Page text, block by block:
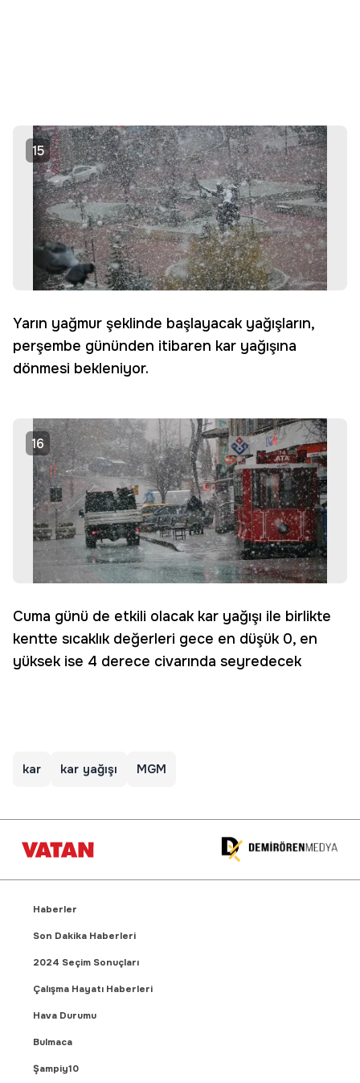
15
Yarın yağmur şeklinde başlayacak yağışların,
perşembe gününden itibaren kar yağışına
dönmesi bekleniyor.
16
Cuma günü de etkili olacak kar yağışı ile birlikte
kentte sıcaklık değerleri gece en düşük 0, en
yüksek ise 4 derece civarında seyredecek
kar kar yağışı MGM
Haberler
Son Dakika Haberleri
2024 Seçim Sonuçları
Çalışma Hayatı Haberleri
Hava Durumu
Bulmaca
Şampiy10